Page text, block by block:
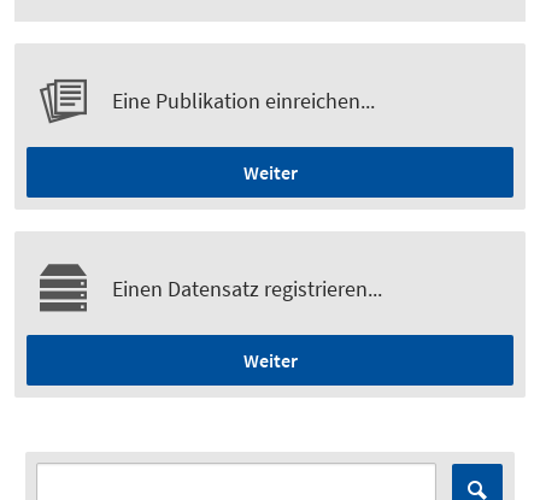
Eine Publikation einreichen...
Weiter
Einen Datensatz registrieren...
Weiter